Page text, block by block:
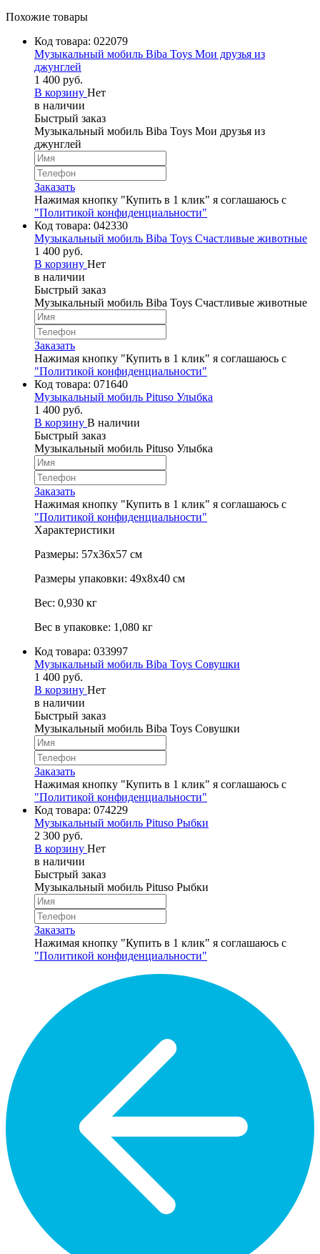
Похожие товары
Код товара: 022079
Музыкальный мобиль Biba Toys Мои друзья из
джунглей
1 400 руб.
В корзину Нет
в наличии
Быстрый заказ
Музыкальный мобиль Biba Toys Мои друзья из
джунглей
Заказать
Нажимая кнопку "Купить в 1 клик" я соглашаюсь с
"Политикой конфиденциальности"
Код товара: 042330
Музыкальный мобиль Biba Toys Счастливые животные
1 400 руб.
В корзину Нет
в наличии
Быстрый заказ
Музыкальный мобиль Biba Toys Счастливые животные
Заказать
Нажимая кнопку "Купить в 1 клик" я соглашаюсь с
"Политикой конфиденциальности"
Код товара: 071640
Музыкальный мобиль Pituso Улыбка
1 400 руб.
В корзину В наличии
Быстрый заказ
Музыкальный мобиль Pituso Улыбка
Заказать
Нажимая кнопку "Купить в 1 клик" я соглашаюсь с
"Политикой конфиденциальности"
Характеристики
Размеры: 57х36х57 см
Размеры упаковки: 49х8х40 см
Вес: 0,930 кг
Вес в упаковке: 1,080 кг
Код товара: 033997
Музыкальный мобиль Biba Toys Совушки
1 400 руб.
В корзину Нет
в наличии
Быстрый заказ
Музыкальный мобиль Biba Toys Совушки
Заказать
Нажимая кнопку "Купить в 1 клик" я соглашаюсь с
"Политикой конфиденциальности"
Код товара: 074229
Музыкальный мобиль Pituso Рыбки
2 300 руб.
В корзину Нет
в наличии
Быстрый заказ
Музыкальный мобиль Pituso Рыбки
Заказать
Нажимая кнопку "Купить в 1 клик" я соглашаюсь с
"Политикой конфиденциальности"